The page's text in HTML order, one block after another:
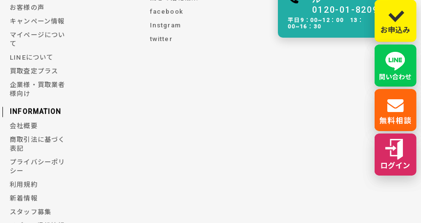
お客様の声
キャンペーン情報
マイページについ
て
LINEについて
買取査定プラス
企業様・買取業者
様向け
facebook
Instgram
twitter
INFORMATION
会社概要
商取引法に基づく
表記
プライバシーポリ
シー
利用規約
新着情報
スタッフ募集
0120-01-8209
平日9：00~12：00 13：
00~16：30